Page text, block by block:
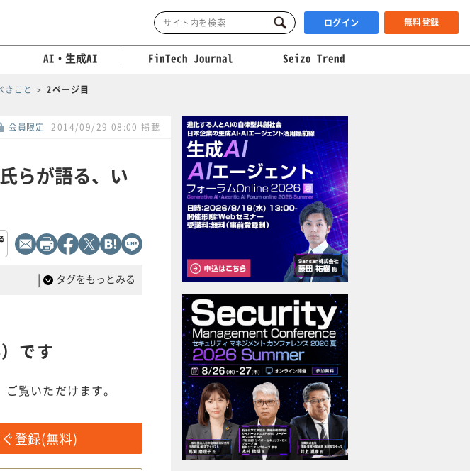
ログイン 無料登録
AI・生成AI FinTech Journal Seizo Trend
こと 2ページ目
会員限定 2014/09/29 08:00 掲載
らが語る、い
| タグをもっとみる
です
覧いただけます。
登録(無料)